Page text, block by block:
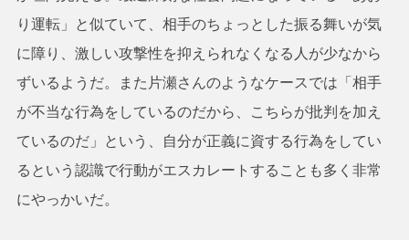
り運転」と似ていて、相手のちょっとした振る舞いが気
に障り、激しい攻撃性を抑えられなくなる人が少なから
ずいるようだ。また片瀬さんのようなケースでは「相手
が不当な行為をしているのだから、こちらが批判を加え
ているのだ」という、自分が正義に資する行為をしてい
るという認識で行動がエスカレートすることも多く非常
にやっかいだ。